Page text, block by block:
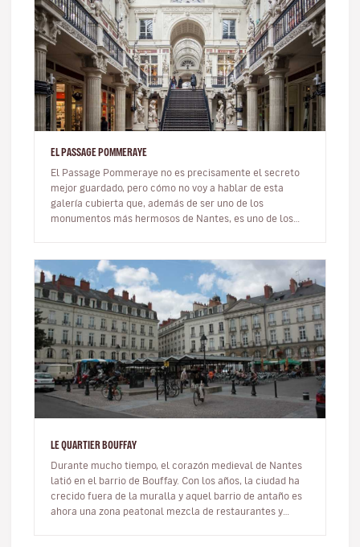
EL PASSAGE POMMERAYE
El Passage Pommeraye no es precisamente el secreto
mejor guardado, pero cómo no voy a hablar de esta
galería cubierta que, además de ser uno de los
monumentos más hermosos de Nantes, es uno de los
LE QUARTIER BOUFFAY
Durante mucho tiempo, el corazón medieval de Nantes
latió en el barrio de Bouffay. Con los años, la ciudad ha
crecido fuera de la muralla y aquel barrio de antaño es
ahora una zona peatonal mezcla de restaurantes y